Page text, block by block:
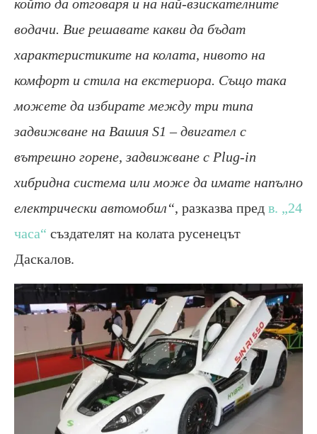
който да отговаря и на най-взискателните
водачи. Вие решавате какви да бъдат
характеристиките на колата, нивото на
комфорт и стила на екстериора. Също така
можете да избирате между три типа
задвижване на Вашия S1 – двигател с
вътрешно горене, задвижване с Plug-in
хибридна система или може да имате напълно
електрически автомобил“, разказва пред в. „24
часа“ създателят на колата русенецът
Даскалов.